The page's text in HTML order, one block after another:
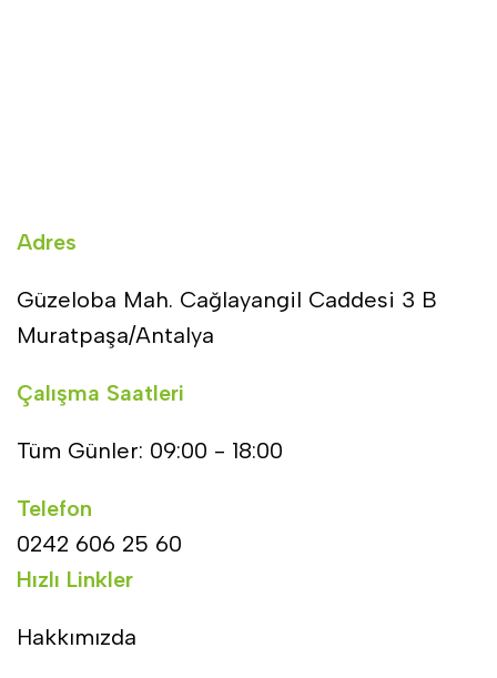
Adres
Güzeloba Mah. Cağlayangil Caddesi 3 B
Muratpaşa/Antalya
Çalışma Saatleri
Tüm Günler: 09:00 - 18:00
Telefon
0242 606 25 60
Hızlı Linkler
Hakkımızda